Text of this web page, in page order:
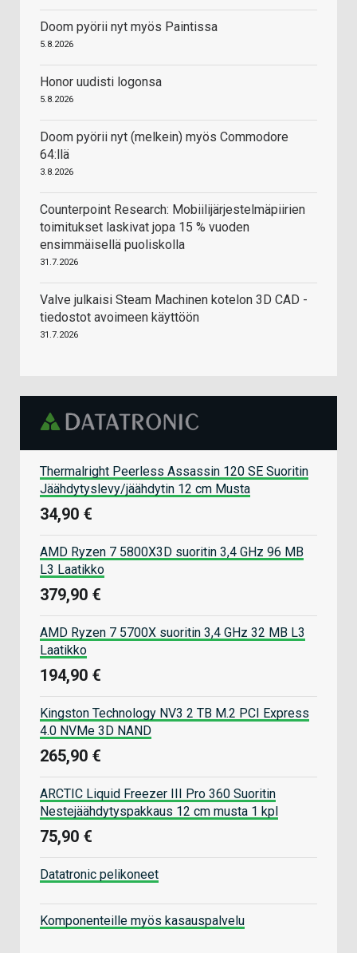
Doom pyörii nyt myös Paintissa
5.8.2026
Honor uudisti logonsa
5.8.2026
Doom pyörii nyt (melkein) myös Commodore
64:llä
3.8.2026
Counterpoint Research: Mobiilijärjestelmäpiirien
toimitukset laskivat jopa 15 % vuoden
ensimmäisellä puoliskolla
31.7.2026
Valve julkaisi Steam Machinen kotelon 3D CAD -
tiedostot avoimeen käyttöön
31.7.2026
Thermalright Peerless Assassin 120 SE Suoritin
Jäähdytyslevy/jäähdytin 12 cm Musta
34,90 €
AMD Ryzen 7 5800X3D suoritin 3,4 GHz 96 MB
L3 Laatikko
379,90 €
AMD Ryzen 7 5700X suoritin 3,4 GHz 32 MB L3
Laatikko
194,90 €
Kingston Technology NV3 2 TB M.2 PCI Express
4.0 NVMe 3D NAND
265,90 €
ARCTIC Liquid Freezer III Pro 360 Suoritin
Nestejäähdytyspakkaus 12 cm musta 1 kpl
75,90 €
Datatronic pelikoneet
Komponenteille myös kasauspalvelu